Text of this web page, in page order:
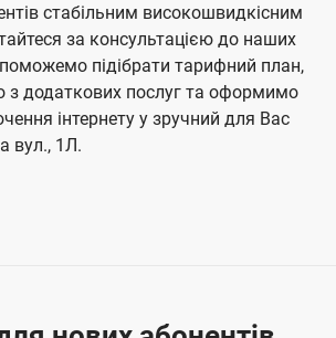
стабільним високошвидкісним
за консультацією до наших
підібрати тарифний план,
з додаткових послуг та оформимо
інтернету у зручний для Вас
вул., 1Л.